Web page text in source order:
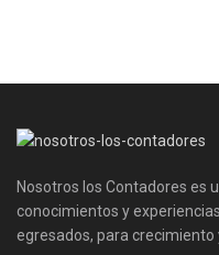
Nosotros los Contadores es
conocimientos y
egresados, para